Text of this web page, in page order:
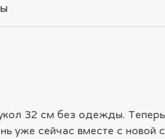
32 см без одежды.
уже сейчас вместе с новой